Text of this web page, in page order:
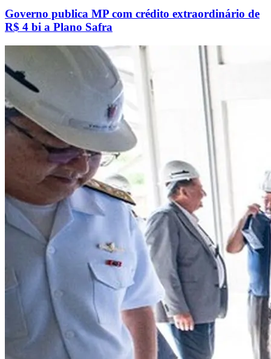
Governo publica MP com crédito extraordinário de
R$ 4 bi a Plano Safra